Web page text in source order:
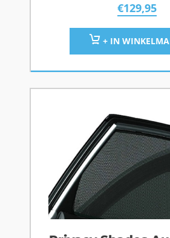
€129,95
+ IN